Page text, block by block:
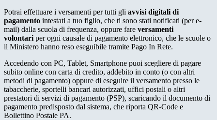
Potrai effettuare i versamenti per tutti gli avvisi digitali di
pagamento intestati a tuo figlio, che ti sono stati notificati (per e-
mail) dalla scuola di frequenza, oppure fare versamenti
volontari per ogni causale di pagamento elettronico, che le scuole o
il Ministero hanno reso eseguibile tramite Pago In Rete.
Accedendo con PC, Tablet, Smartphone puoi scegliere di pagare
subito online con carta di credito, addebito in conto (o con altri
metodi di pagamento) oppure di eseguire il versamento presso le
tabaccherie, sportelli bancari autorizzati, uffici postali o altri
prestatori di servizi di pagamento (PSP), scaricando il documento di
pagamento predisposto dal sistema, che riporta QR-Code e
Bollettino Postale PA.